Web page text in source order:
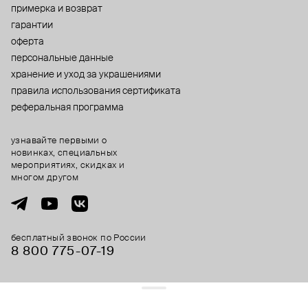
примерка и возврат
гарантии
оферта
персональные данные
хранение и уход за украшениями
правила использования сертификата
реферальная программа
бесплатный звонок по России
8 800 775⁠-07⁠-19
узнавайте первыми о
новинках, специальных
мероприятиях, скидках и
многом другом